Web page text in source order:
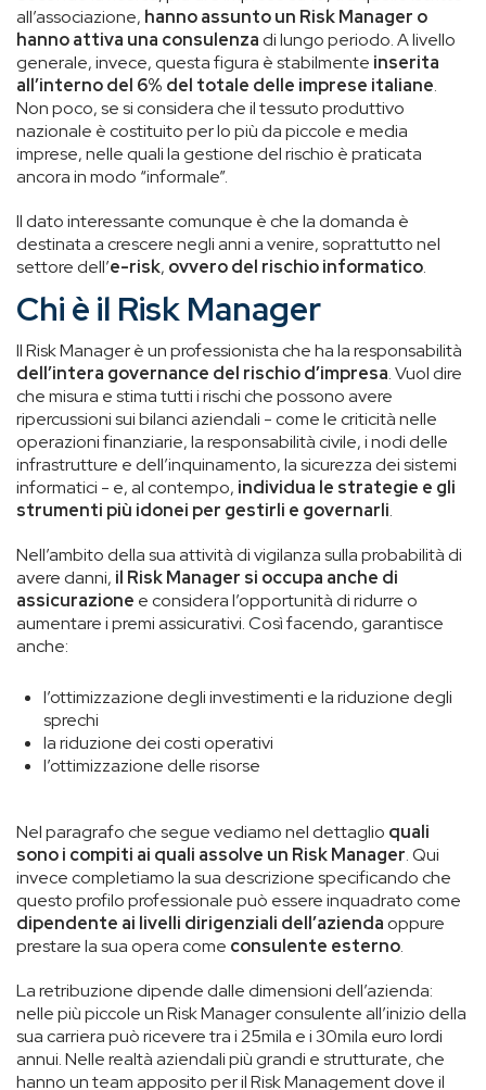
all’associazione, hanno assunto un Risk Manager o
hanno attiva una consulenza di lungo periodo. A livello
generale, invece, questa figura è stabilmente inserita
all’interno del 6% del totale delle imprese italiane.
Non poco, se si considera che il tessuto produttivo
nazionale è costituito per lo più da piccole e media
imprese, nelle quali la gestione del rischio è praticata
ancora in modo “informale”.
Il dato interessante comunque è che la domanda è
destinata a crescere negli anni a venire, soprattutto nel
settore dell’e-risk, ovvero del rischio informatico.
Chi è il Risk Manager
Il Risk Manager è un professionista che ha la responsabilità
dell’intera governance del rischio d’impresa. Vuol dire
che misura e stima tutti i rischi che possono avere
ripercussioni sui bilanci aziendali - come le criticità nelle
operazioni finanziarie, la responsabilità civile, i nodi delle
infrastrutture e dell’inquinamento, la sicurezza dei sistemi
informatici - e, al contempo, individua le strategie e gli
strumenti più idonei per gestirli e governarli.
Nell’ambito della sua attività di vigilanza sulla probabilità di
avere danni, il Risk Manager si occupa anche di
assicurazione e considera l’opportunità di ridurre o
aumentare i premi assicurativi. Così facendo, garantisce
anche:
l’ottimizzazione degli investimenti e la riduzione degli
sprechi
la riduzione dei costi operativi
l’ottimizzazione delle risorse
Nel paragrafo che segue vediamo nel dettaglio quali
sono i compiti ai quali assolve un Risk Manager. Qui
invece completiamo la sua descrizione specificando che
questo profilo professionale può essere inquadrato come
dipendente ai livelli dirigenziali dell’aziendaoppure
prestare la sua opera come consulente esterno.
La retribuzione dipende dalle dimensioni dell’azienda:
nelle più piccole un Risk Manager consulente all’inizio della
sua carriera può ricevere tra i 25mila e i 30mila euro lordi
annui. Nelle realtà aziendali più grandi e strutturate, che
hanno un team apposito per il Risk Management dove il